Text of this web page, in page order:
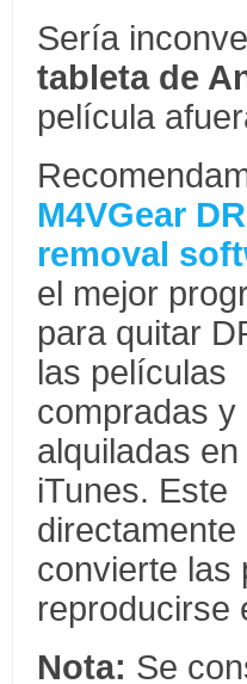
Sería
tableta de
película
M4VGear
removal
el mejor
para quitar
las películas
compradas y
alquiladas en
iTunes. Este
directamente
convierte las
reproducirse
Nota: Se